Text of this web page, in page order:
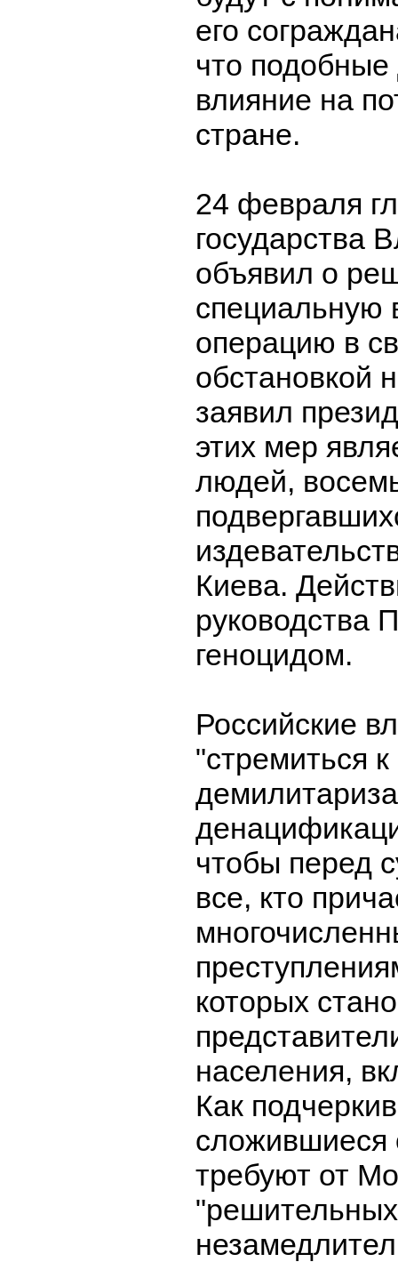
его
что подобные
влияние на
стране.
24 февраля
государства
объявил о
специальную
операцию в
обстановкой
заявил
этих мер
людей,
Киева.
руководства
геноцидом.
Российские
"стремиться к
чтобы перед
все, кто
которых
населения,
Как
сложившиеся
требуют от